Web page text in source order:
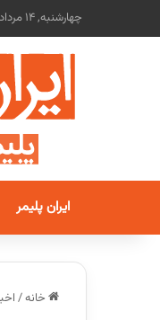
چهارشنبه, 14 مرداد 1405
ایران پلیمر
خانه/